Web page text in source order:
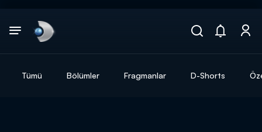
Tümü Bölümler Fragmanlar D-Shorts